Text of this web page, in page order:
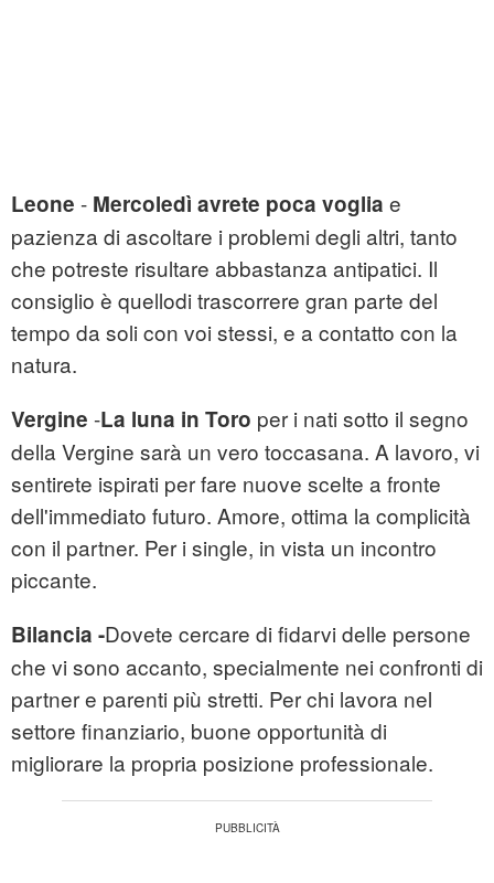
Leone - Mercoledì avrete poca voglia e
pazienza di ascoltare i problemi degli altri, tanto
che potreste risultare abbastanza antipatici. Il
consiglio è quellodi trascorrere gran parte del
tempo da soli con voi stessi, e a contatto con la
natura.
Vergine -La luna in Toro per i nati sotto il segno
della Vergine sarà un vero toccasana. A lavoro, vi
sentirete ispirati per fare nuove scelte a fronte
dell'immediato futuro. Amore, ottima la complicità
con il partner. Per i single, in vista un incontro
piccante.
Bilancia -Dovete cercare di fidarvi delle persone
che vi sono accanto, specialmente nei confronti di
partner e parenti più stretti. Per chi lavora nel
settore finanziario, buone opportunità di
migliorare la propria posizione professionale.